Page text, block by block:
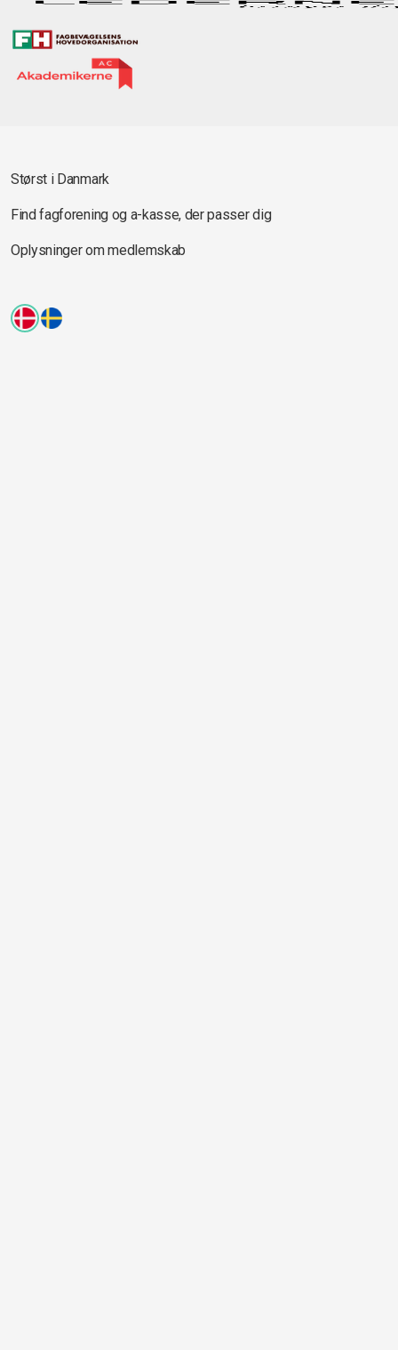
Størst i Danmark
Find fagforening og a-kasse, der passer dig
Oplysninger om medlemskab